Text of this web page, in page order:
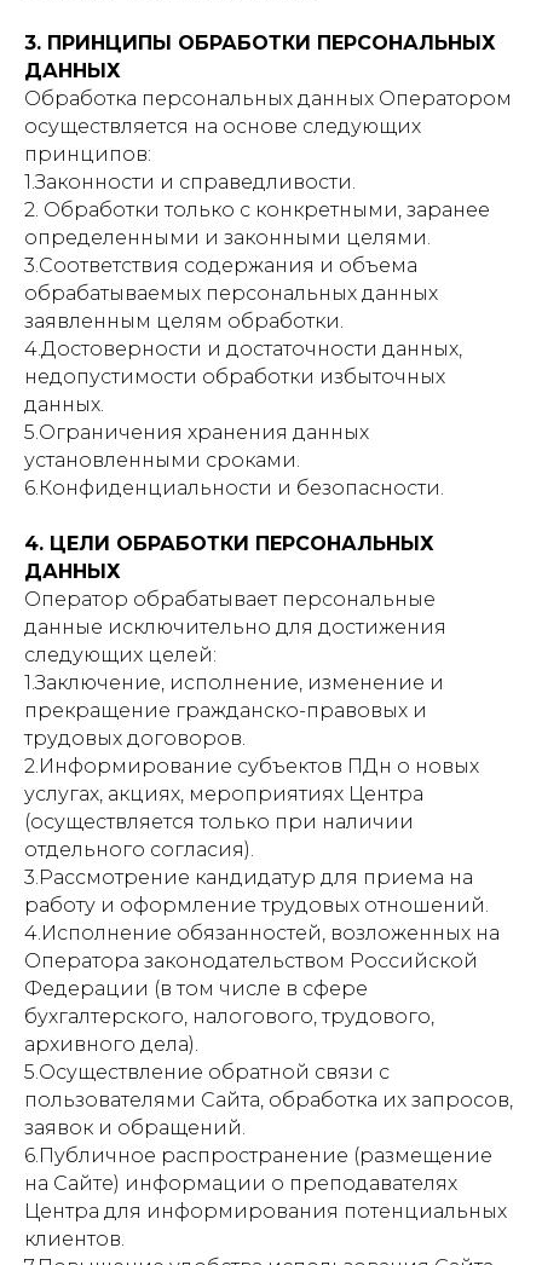
3. ПРИНЦИПЫ ОБРАБОТКИ ПЕРСОНАЛЬНЫХ
ДАННЫХ
Обработка персональных данных Оператором
осуществляется на основе следующих
принципов:
1.Законности и справедливости.
2. Обработки только с конкретными, заранее
определенными и законными целями.
3.Соответствия содержания и объема
обрабатываемых персональных данных
заявленным целям обработки.
4.Достоверности и достаточности данных,
недопустимости обработки избыточных
данных.
5.Ограничения хранения данных
установленными сроками.
6.Конфиденциальности и безопасности.
4. ЦЕЛИ ОБРАБОТКИ ПЕРСОНАЛЬНЫХ
ДАННЫХ
Оператор обрабатывает персональные
данные исключительно для достижения
следующих целей:
1.Заключение, исполнение, изменение и
прекращение гражданско-правовых и
трудовых договоров.
2.Информирование субъектов ПДн о новых
услугах, акциях, мероприятиях Центра
(осуществляется только при наличии
отдельного согласия).
3.Рассмотрение кандидатур для приема на
работу и оформление трудовых отношений.
4.Исполнение обязанностей, возложенных на
Оператора законодательством Российской
Федерации (в том числе в сфере
бухгалтерского, налогового, трудового,
архивного дела).
5.Осуществление обратной связи с
пользователями Сайта, обработка их запросов,
заявок и обращений.
6.Публичное распространение (размещение
на Сайте) информации о преподавателях
Центра для информирования потенциальных
клиентов.